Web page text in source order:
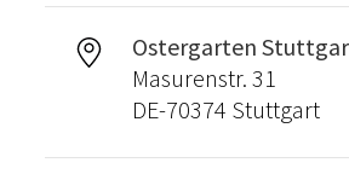
Ostergarten
Masurenstr. 31
DE-70374 Stuttgart